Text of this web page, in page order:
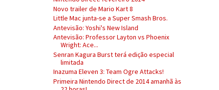
Novo trailer de Mario Kart 8
Little Mac junta-se a Super Smash Bros.
Antevisão: Yoshi's New Island
Antevisão: Professor Layton vs Phoenix
Wright: Ace...
Senran Kagura Burst terá edição especial
limitada
Inazuma Eleven 3: Team Ogre Attacks!
Primeira Nintendo Direct de 2014 amanhã às